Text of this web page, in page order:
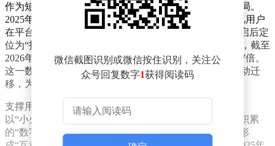
作为短视频领域的头部平台，抖音近年持续加码社交布局。
2025年12月的小游戏生态大会上，官方披露每日有超3亿用户
在平台内聊天互动。其独立社交应用“多闪”在2025年重启后定
位为“抖音聊天版”，据第三方数据机构QuestMobile统计，截至
2026年3月，多闪月活跃用户已达3032万，同比增长超17倍。
这一数据表明，用户行为正从单纯的视频消费向社交互动迁
移，为平台拓展商业化场景提供了基础。
支撑用户社交习惯养成的，是抖音精心设计的互动机制。
以“小火人”功能为例，该玩法通过将聊天频次转化为可积累
的“数字资产”，结合游戏化任务体系和连续登录奖励，形
微信截图识别或微信按住识别，关注公
众号回复数字1获得阅读码